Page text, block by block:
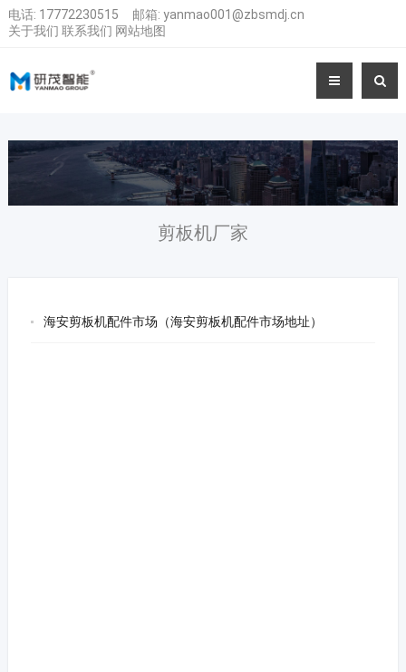
电话: 17772230515 邮箱: yanmao001@zbsmdj.cn
关于我们 联系我们 网站地图
剪板机厂家
海安剪板机配件市场（海安剪板机配件市场地址）